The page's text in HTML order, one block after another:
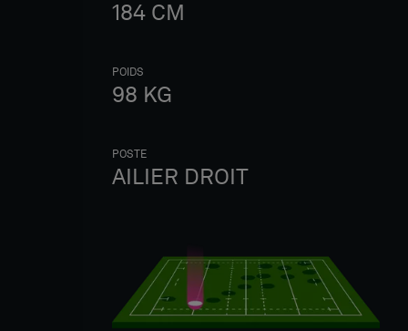
184 CM
POIDS
98 KG
POSTE
AILIER DROIT